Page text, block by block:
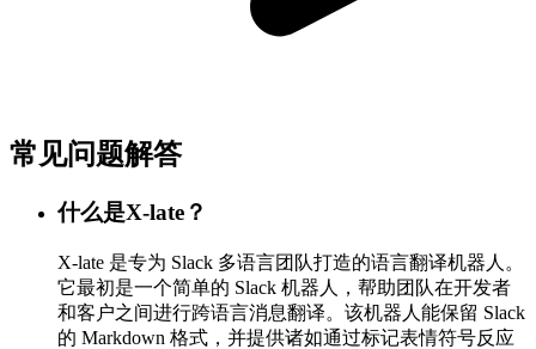
常见问题解答
什么是X-late？
X-late 是专为 Slack 多语言团队打造的语言翻译机器人。
它最初是一个简单的 Slack 机器人，帮助团队在开发者
和客户之间进行跨语言消息翻译。该机器人能保留 Slack
的 Markdown 格式，并提供诸如通过标记表情符号反应